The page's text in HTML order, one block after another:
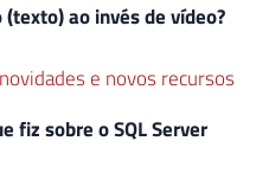
ao invés de vídeo?
e novos recursos
fiz sobre o SQL Server